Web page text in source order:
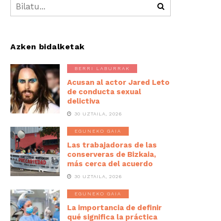
Azken bidalketak
BERRI LABURRAK
Acusan al actor Jared Leto
de conducta sexual
delictiva
30 UZTAILA, 2026
EGUNEKO GAIA
Las trabajadoras de las
conserveras de Bizkaia,
más cerca del acuerdo
30 UZTAILA, 2026
EGUNEKO GAIA
La importancia de definir
qué significa la práctica